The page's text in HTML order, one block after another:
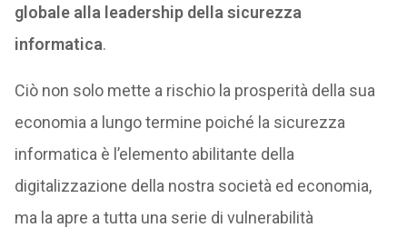
globale alla leadership della sicurezza
informatica.
Ciò non solo mette a rischio la prosperità della sua
economia a lungo termine poiché la sicurezza
informatica è l’elemento abilitante della
digitalizzazione della nostra società ed economia,
ma la apre a tutta una serie di vulnerabilità